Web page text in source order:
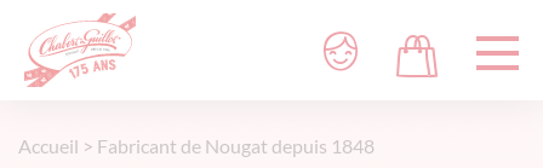
Accueil > Fabricant de Nougat depuis 1848